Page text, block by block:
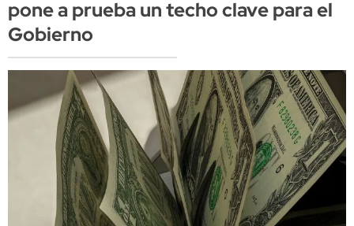
pone a prueba un techo clave para el
Gobierno